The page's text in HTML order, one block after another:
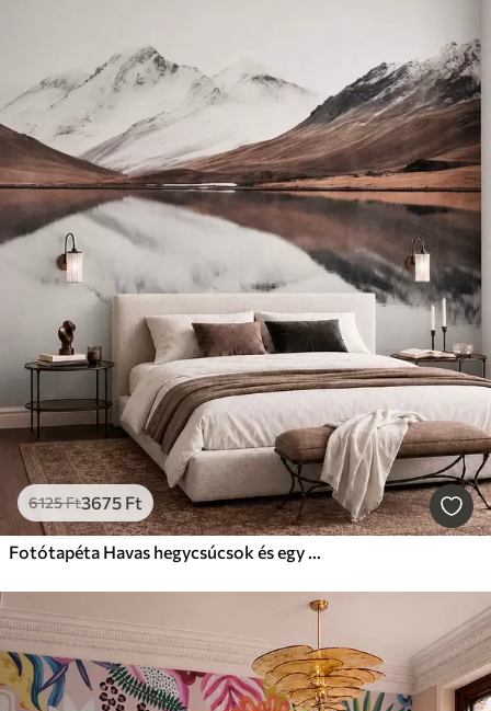
6125Ft3675 Ft